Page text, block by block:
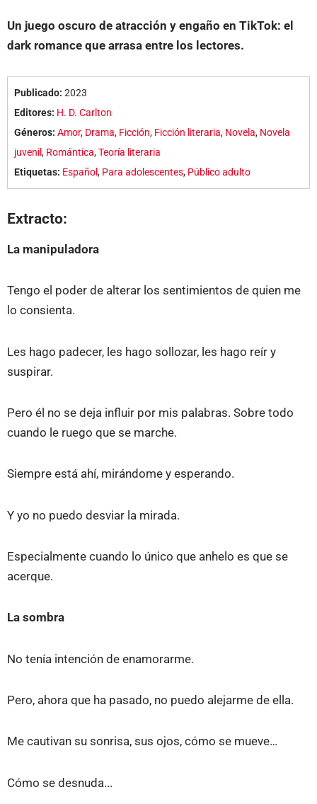
Un juego oscuro de atracción y engaño en TikTok: el
dark romance que arrasa entre los lectores.
Publicado: 2023
Editores: H. D. Carlton
Géneros: Amor, Drama, Ficción, Ficción literaria, Novela, Novela
juvenil, Romántica,Teoría literaria
Etiquetas: Español, Para adolescentes, Público adulto
Extracto:
La manipuladora
Tengo el poder de alterar los sentimientos de quien me
lo consienta.
Les hago padecer, les hago sollozar, les hago reír y
suspirar.
Pero él no se deja influir por mis palabras. Sobre todo
cuando le ruego que se marche.
Siempre está ahí, mirándome y esperando.
Y yo no puedo desviar la mirada.
Especialmente cuando lo único que anhelo es que se
acerque.
La sombra
No tenía intención de enamorarme.
Pero, ahora que ha pasado, no puedo alejarme de ella.
Me cautivan su sonrisa, sus ojos, cómo se mueve…
Cómo se desnuda...